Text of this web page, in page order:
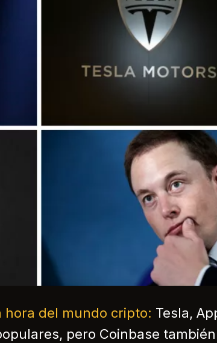
del mundo cripto: Tesla,
pero Coinbase